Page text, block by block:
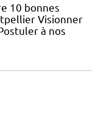
10 bonnes
Visionner
à nos